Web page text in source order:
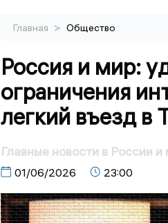
Главная > Общество
Россия и мир:
ограничения
легкий въезд в
Главные новости в России
01/06/2026 23:00